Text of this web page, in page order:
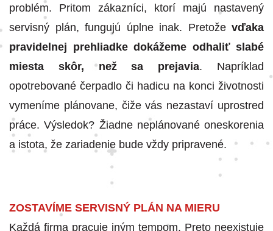
problém. Pritom zákazníci, ktorí majú nastavený
servisný plán, fungujú úplne inak. Pretože vďaka
pravidelnej prehliadke dokážeme odhaliť slabé
miesta skôr, než sa prejavia. Napríklad
opotrebované čerpadlo či hadicu na konci životnosti
vymeníme plánovane, čiže vás nezastaví uprostred
práce. Výsledok? Žiadne neplánované oneskorenia
a istota, že zariadenie bude vždy pripravené.
ZOSTAVÍME SERVISNÝ PLÁN NA MIERU
Každá firma pracuje iným tempom. Preto neexistuje